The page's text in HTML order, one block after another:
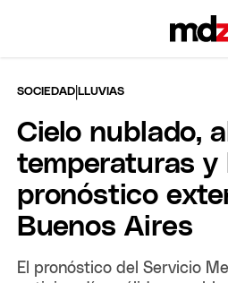
SOCIEDAD |LLUVIAS
Cielo nublado,
temperaturas y
pronóstico
Buenos Aires
El pronóstico del Servicio